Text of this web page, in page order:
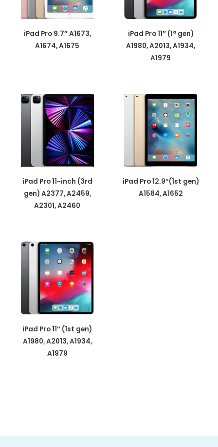
iPad Pro 9.7″ A1673,
A1674, A1675
iPad Pro 11″ (1ª gen)
A1980, A2013, A1934,
A1979
iPad Pro 11-inch (3rd
gen) A2377, A2459,
A2301, A2460
iPad Pro 12.9″(1st gen)
A1584, A1652
iPad Pro 11″ (1st gen)
A1980, A2013, A1934,
A1979